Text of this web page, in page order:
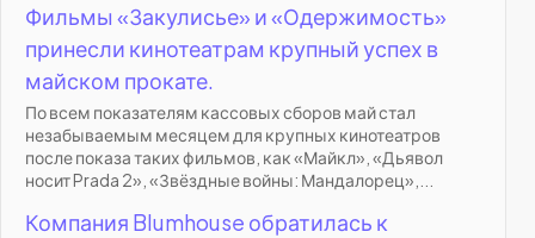
Фильмы «Закулисье» и «Одержимость»
принесли кинотеатрам крупный успех в
майском прокате.
По всем показателям кассовых сборов май стал
незабываемым месяцем для крупных кинотеатров
после показа таких фильмов, как «Майкл», «Дьявол
носит Prada 2», «Звёздные войны: Мандалорец»,...
Компания Blumhouse обратилась к